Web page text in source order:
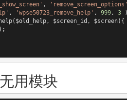
, 'remove_screen_options'
, 'wpse50723_remove_help' , 999, 3
($old_help, $screen_id, $screen) {
用模块